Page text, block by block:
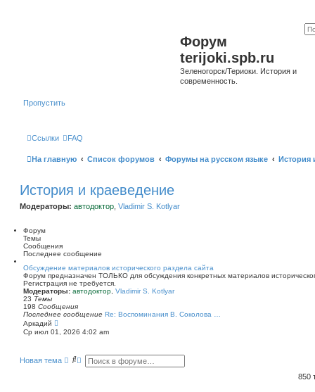
Форум
terijoki.spb.ru
Зеленогорск/Териоки. История и
современность.
Пропустить
Ссылки FAQ
На главную Список форумов Форумы на русском языке История
История и краеведение
Модераторы: автодоктор Vladimir S. Kotlyar
Форум
Темы
Сообщения
Последнее сообщение
Обсуждение материалов исторического раздела сайта
Форум предназначен ТОЛЬКО для обсуждения конкретных материалов
Регистрация не требуется.
Модераторы: автодоктор Vladimir S. Kotlyar
23 Темы
198 Сообщения
Последнее сообщение Re: Воспоминания В. Соколова …
Аркадий
р
т
Ср июл 01, 2026 4:02 am
Новая тема
П Р
850